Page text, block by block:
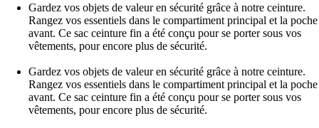
Gardez vos objets de valeur en sécurité grâce à notre ceinture.
Rangez vos essentiels dans le compartiment principal et la poche
avant. Ce sac ceinture fin a été conçu pour se porter sous vos
vêtements, pour encore plus de sécurité.
Gardez vos objets de valeur en sécurité grâce à notre ceinture.
Rangez vos essentiels dans le compartiment principal et la poche
avant. Ce sac ceinture fin a été conçu pour se porter sous vos
vêtements, pour encore plus de sécurité.